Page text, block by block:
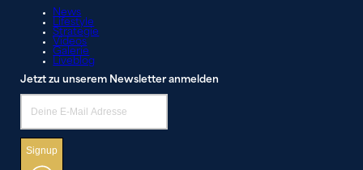
News
Lifestyle
Strategie
Videos
Galerie
Liveblog
Jetzt zu unserem Newsletter anmelden
Signup